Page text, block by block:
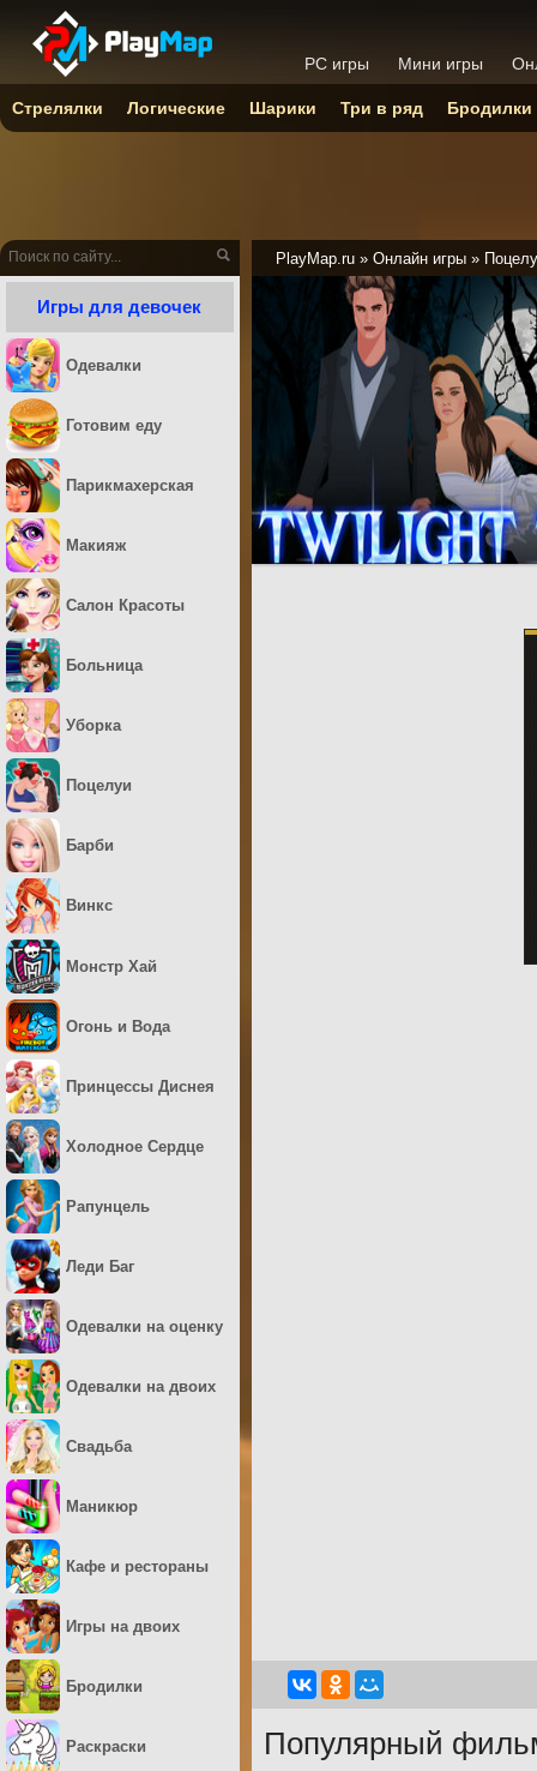
PlayMap.ru » Онлайн игры »
Популярный
Игры для девочек
Одевалки
Готовим еду
Парикмахерская
Макияж
Салон Красоты
Больница
Уборка
Поцелуи
Барби
Винкс
Монстр Хай
Огонь и Вода
Принцессы Диснея
Холодное Сердце
Рапунцель
Леди Баг
Одевалки на оценку
Одевалки на двоих
Свадьба
Маникюр
Кафе и рестораны
Игры на двоих
Бродилки
Раскраски
PC игры Мини игры
Стрелялки Логические Шарики Три в ряд Бродилки